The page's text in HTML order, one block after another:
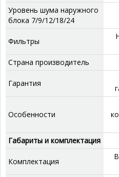
Уровень шума наружного
блока 7/9/12/18/24
Фильтры
Страна производитель
Гарантия
Особенности
Габариты и комплектация
Комплектация